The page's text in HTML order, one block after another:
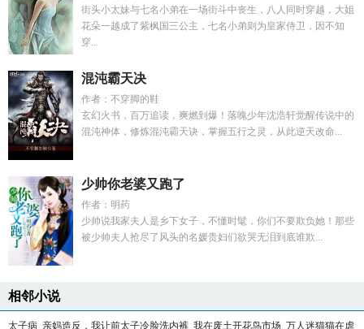
街头小太妹与七名小弟在一场街斗中丧生，八人同时穿越，大姐
花朵一越成了紫枫国三公主，七名小弟则为皇家侍卫，因不知
穿...
混沌霸天决
作者：不穿脚的鞋
玄幻火书，百万追读，爽燃到爆！落魄少年沈浩轩觉醒传说中的
混沌神体，修炼混沌霸天诀，掌握五行之灵，从此逆天改命...
少帅你老婆又跑了
作者：明药
少帅说我家夫人是乡下女子，不懂时髦，你们不要欺负她！那些
被少帅夫人抢尽了风头的名媛贵妇们欲哭无泪到底谁欺...
相邻小说
太子病 亲妈造反，我让前太子冷脸洗内裤 我在废土开花鸟市场 万人迷猫猫在虐